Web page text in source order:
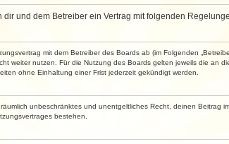
dir und dem Betreiber ein Vertrag mit folgenden
mit dem Betreiber des Boards ab (im Folgenden
weiter nutzen. Für die Nutzung des Boards gelten jeweils die an
ohne Einhaltung einer Frist jederzeit gekündigt werden.
unbeschränktes und unentgeltliches Recht, deinen Beitrag
bestehen.